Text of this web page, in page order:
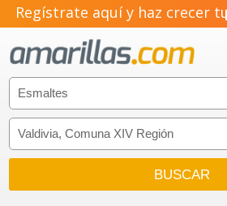
Regístrate aquí y haz crecer